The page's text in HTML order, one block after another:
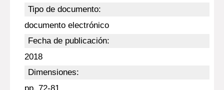
Tipo de documento:
documento electrónico
Fecha de publicación:
2018
Dimensiones: